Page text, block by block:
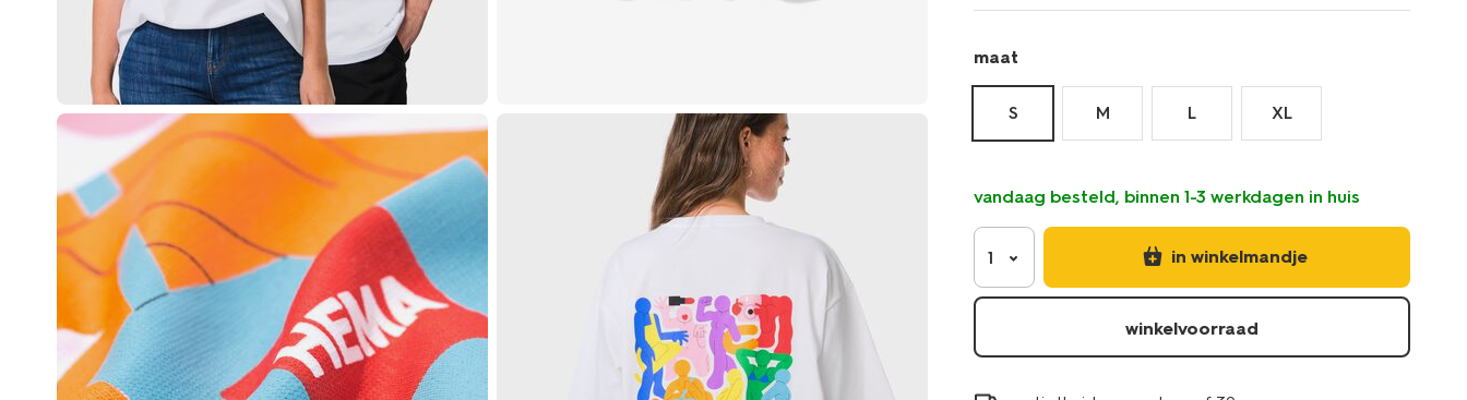
maat
S M L XL
vandaag besteld, binnen 1-3 werkdagen in huis
1 in winkelmandje
winkelvoorraad